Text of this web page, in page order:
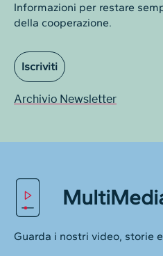
Informazioni per restare
della cooperazione.
Iscriviti
Archivio Newsletter
Guarda i nostri video, storie